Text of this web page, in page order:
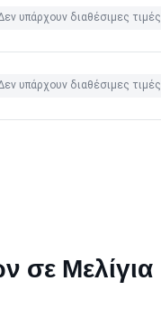
υπάρχουν διαθέσιμες τιμές
υπάρχουν διαθέσιμες τιμές
σε Μελίγια